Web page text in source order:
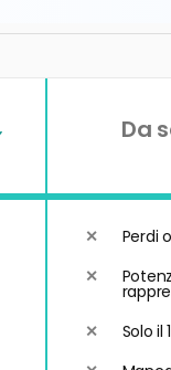
Da
Perdi
Solo il